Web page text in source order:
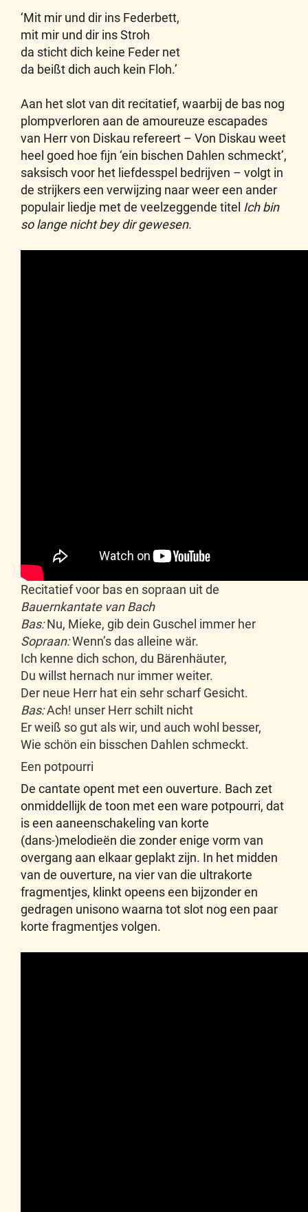
‘Mit mir und dir ins Federbett,
mit mir und dir ins Stroh
da sticht dich keine Feder net
da beißt dich auch kein Floh.’
Aan het slot van dit recitatief, waarbij de bas nog
plompverloren aan de amoureuze escapades
van Herr von Diskau refereert – Von Diskau weet
heel goed hoe fijn ‘ein bischen Dahlen schmeckt’,
saksisch voor het liefdesspel bedrijven – volgt in
de strijkers een verwijzing naar weer een ander
populair liedje met de veelzeggende titel Ich bin
so lange nicht bey dir gewesen.
Recitatief voor bas en sopraan uit de
Bauernkantate van Bach
Bas:Nu, Mieke, gib dein Guschel immer her
Sopraan:Wenn’s das alleine wär.
Ich kenne dich schon, du Bärenhäuter,
Du willst hernach nur immer weiter.
Der neue Herr hat ein sehr scharf Gesicht.
Bas:Ach! unser Herr schilt nicht
Er weiß so gut als wir, und auch wohl besser,
Wie schön ein bisschen Dahlen schmeckt.
Een potpourri
De cantate opent met een ouverture. Bach zet
onmiddellijk de toon met een ware potpourri, dat
is een aaneenschakeling van korte
(dans-)melodieën die zonder enige vorm van
overgang aan elkaar geplakt zijn. In het midden
van de ouverture, na vier van die ultrakorte
fragmentjes, klinkt opeens een bijzonder en
gedragen unisono waarna tot slot nog een paar
korte fragmentjes volgen.